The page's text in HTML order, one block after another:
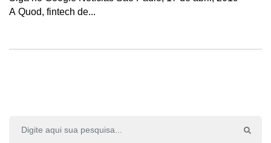
A Quod, fintech de...